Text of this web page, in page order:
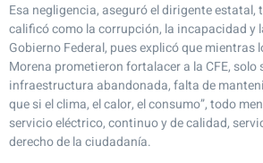
Esa negligencia, aseguró el dirigente estatal,
calificó como la corrupción, la incapacidad y
Gobierno Federal, pues explicó que mientras
Morena prometieron fortalacer a la CFE, solo
infraestructura abandonada, falta de
que si el clima, el calor, el consumo”, todo
servicio eléctrico, continuo y de calidad,
derecho de la ciudadanía.